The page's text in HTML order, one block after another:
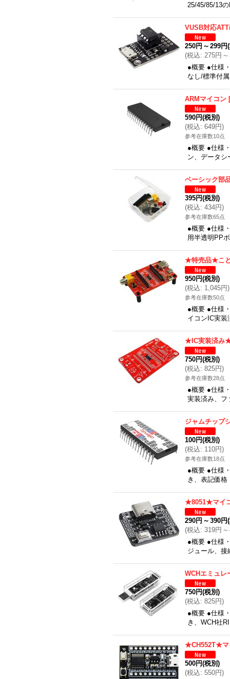
25/45/85/13
VUSB対応
250円 ～ 299円
(税込: 275円 ～
●概要 ●仕様
なし/標準付
ARMマイコン [
590円(税別)
(税込: 649円)
参考在庫数10点
●概要 ●仕様
ン、データシ
ベーシック部
395円(税別)
(税込: 434円)
参考在庫数65点
●概要 ●仕様
用半透明PP
★特売品★こど
950円(税別)
(税込: 1,045円)
参考在庫数50点
●概要 ●仕様
イコンIC実
★IC実装済み
750円(税別)
(税込: 825円)
参考在庫数28点
●概要 ●仕様
実装済み、
ジャムチップ
100円(税別)
(税込: 110円)
参考在庫数18点
●概要 ●仕様
き、表記価格
★8051★マイ
290円 ～ 390円
(税込: 319円 ～
●概要 ●仕様
ジュール、
WCHエミュレ
750円(税別)
(税込: 825円)
●概要 ●仕様
き、WCH社
★CH552T★マ
500円(税別)
(税込: 550円)